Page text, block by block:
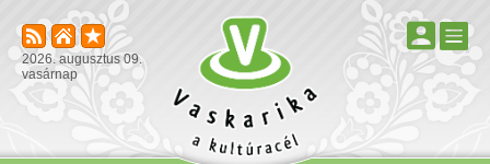
2026. augusztus 09.
vasárnap